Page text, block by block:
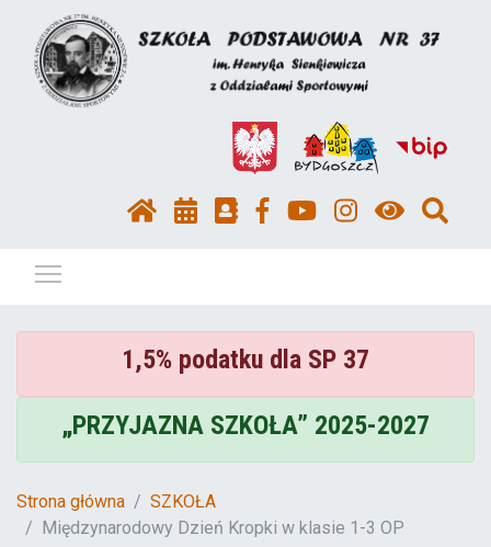
1,5% podatku dla SP 37
„PRZYJAZNA SZKOŁA” 2025-2027
Strona główna
SZKOŁA
Międzynarodowy Dzień Kropki w klasie 1-3 OP